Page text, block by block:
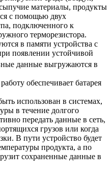
материалы, продукты
с помощью двух
подключенного к
терморезистора.
в памяти устройства с
появлении устойчивой
данные выгружаются в
обеспечивает батарея
использован в системах,
в течение долгого
передать данные в сеть,
грузов или когда
В пути устройство будет
продукта, а по
сохраненные данные в